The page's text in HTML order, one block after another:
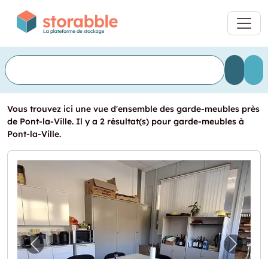
Vous trouvez ici une vue d'ensemble des garde-meubles près
de Pont-la-Ville. Il y a 2 résultat(s) pour garde-meubles à
Pont-la-Ville.
Image précédente pour "Suface à 5